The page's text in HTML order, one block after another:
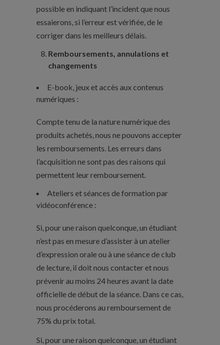
possible en indiquant l’incident que nous
essaierons, si l’erreur est vérifiée, de le
corriger dans les meilleurs délais.
Remboursements, annulations et
changements
E-book, jeux et accès aux contenus
numériques :
Compte tenu de la nature numérique des
produits achetés, nous ne pouvons accepter
les remboursements. Les erreurs dans
l’acquisition ne sont pas des raisons qui
permettent leur remboursement.
Ateliers et séances de formation par
vidéoconférence :
Si, pour une raison quelconque, un étudiant
n’est pas en mesure d’assister à un atelier
d’expression orale ou à une séance de club
de lecture, il doit nous contacter et nous
prévenir au moins 24 heures avant la date
officielle de début de la séance. Dans ce cas,
nous procéderons au remboursement de
75% du prix total.
Si, pour une raison quelconque, un étudiant